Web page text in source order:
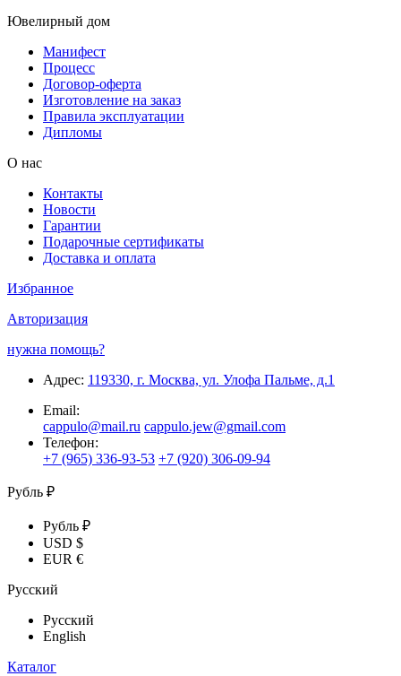
Ювелирный дом
Манифест
Процесс
Договор-оферта
Изготовление на заказ
Правила эксплуатации
Дипломы
О нас
Контакты
Новости
Гарантии
Подарочные сертификаты
Доставка и оплата
Избранное
Авторизация
нужна помощь?
Адрес: 119330, г. Москва, ул. Улофа Пальме, д.1
Email:
cappulo@mail.ru cappulo.jew@gmail.com
Телефон:
+7 (965) 336-93-53 +7 (920) 306-09-94
Рубль ₽
Рубль ₽
USD $
EUR €
Русский
Русский
English
Каталог